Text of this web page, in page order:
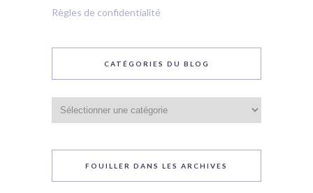
Règles de confidentialité
CATÉGORIES DU BLOG
du
blog
FOUILLER DANS LES ARCHIVES